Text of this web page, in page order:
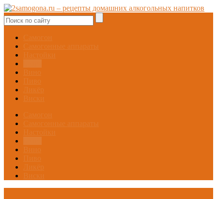
Самогон
Самогонные аппараты
Настойки
Вино
Пиво
Ликёр
Виски
Самогон
Самогонные аппараты
Настойки
Вино
Пиво
Ликёр
Виски